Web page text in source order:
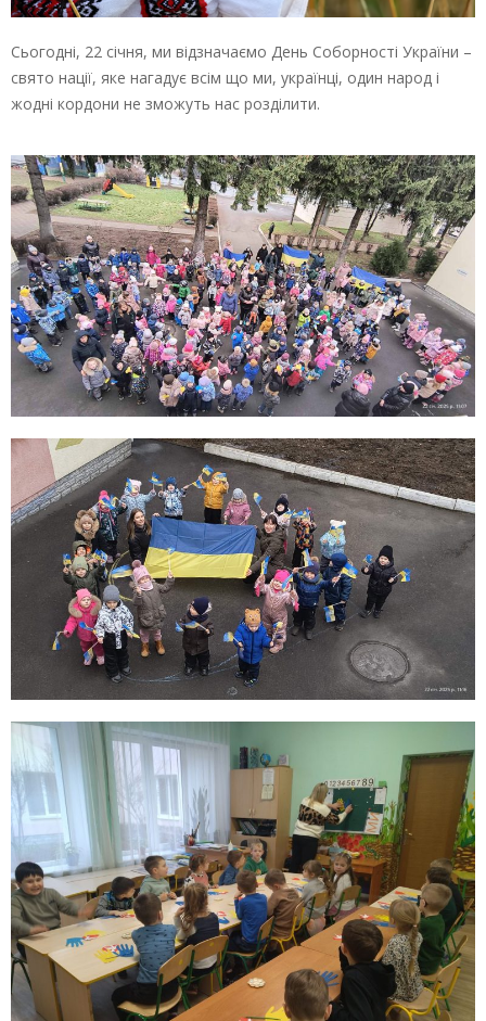
Сьогодні, 22 січня, ми відзначаємо День Соборності України –
свято нації, яке нагадує всім що ми, українці, один народ і
жодні кордони не зможуть нас розділити.